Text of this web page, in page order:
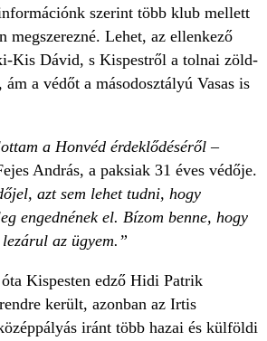
szerint több klub mellett
megszerezné. Lehet, az ellenkező
Kis Dávid, s Kispestről a tolnai zöld-
a védőt a másodosztályú Vasas is
a Honvéd érdeklődéséről–
András, a paksiak 31 éves védője.
azt sem lehet tudni, hogy
engednének el. Bízom benne, hogy
az ügyem.”
Kispesten edző Hidi Patrik
került, azonban az Irtis
iránt több hazai és külföldi